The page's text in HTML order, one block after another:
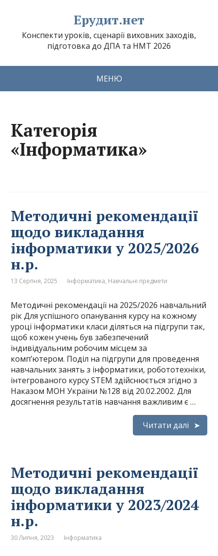
Ерудит.нет
Конспекти уроків, сценарії виховних заходів,
підготовка до ДПА та НМТ 2026
МЕНЮ
Категорія
«Інформатика»
Методичні рекомендації
щодо викладання
інформатики у 2025/2026
н.р.
13 Серпня, 2025 Інформатика, Навчальні предмети
Методичні рекомендації на 2025/2026 навчальний
рік Для успішного опанування курсу на кожному
уроці інформатики класи діляться на підгрупи так,
щоб кожен учень був забезпечений
індивідуальним робочим місцем за
комп’ютером. Поділ на підгрупи для проведення
навчальних занять з інформатики, робототехніки,
інтегрованого курсу STEM здійснюється згідно з
Наказом МОН України №128 від 20.02.2002. Для
досягнення результатів навчання важливим є …
Читати далі
Методичні рекомендації
щодо викладання
інформатики у 2023/2024
н.р.
30 Липня, 2023 Інформатика